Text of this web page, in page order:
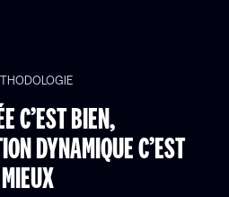
C’EST BIEN,
DYNAMIQUE C’EST
MIEUX